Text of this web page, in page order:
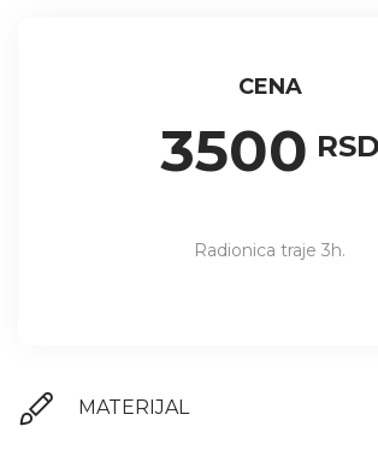
CENA
3500 RSD
Radionica traje 3h.
MATERIJAL